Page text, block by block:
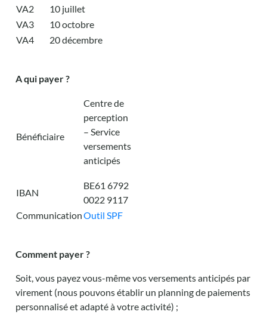
VA2
10 juillet
VA3
10 octobre
VA4
20 décembre
A qui payer ?
Bénéficiaire
Centre de
perception
– Service
versements
anticipés
IBAN
BE61 6792
0022 9117
CommunicationOutil SPF
Comment payer ?
Soit, vous payez vous-même vos versements anticipés par
virement (nous pouvons établir un planning de paiements
personnalisé et adapté à votre activité) ;